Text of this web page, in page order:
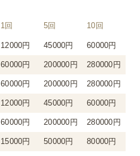
1回 5回 10回
12000円 45000円 60000円
60000円 200000円 280000円
60000円 200000円 280000円
12000円 45000円 60000円
60000円 200000円 280000円
15000円 50000円 80000円